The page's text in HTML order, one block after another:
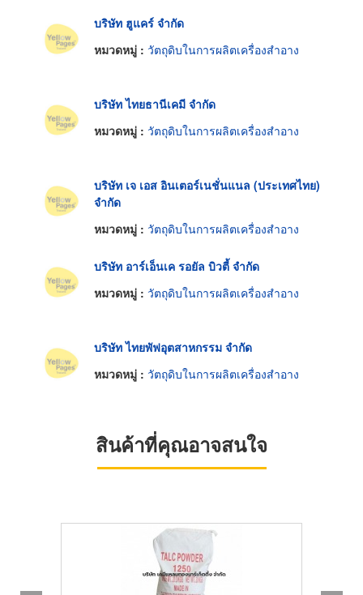
บริษัท ฮูแคร์ จำกัด
หมวดหมู่ : วัตถุดิบในการผลิตเครื่องสำอาง
บริษัท ไทยธานีเคมี จำกัด
หมวดหมู่ : วัตถุดิบในการผลิตเครื่องสำอาง
บริษัท เจ เอส อินเตอร์เนชั่นแนล (ประเทศไทย)
จำกัด
หมวดหมู่ : วัตถุดิบในการผลิตเครื่องสำอาง
บริษัท อาร์เอ็นเค รอยัล บิวตี้ จำกัด
หมวดหมู่ : วัตถุดิบในการผลิตเครื่องสำอาง
บริษัท ไทยพัฟอุตสาหกรรม จำกัด
หมวดหมู่ : วัตถุดิบในการผลิตเครื่องสำอาง
สินค้าที่คุณอาจสนใจ